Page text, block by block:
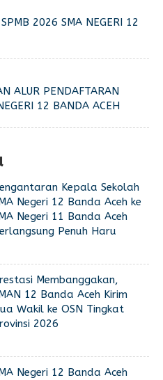
2026 SMA NEGERI 12
ALUR PENDAFTARAN
12 BANDA ACEH
Kepala Sekolah
Negeri 12 Banda Aceh ke
Negeri 11 Banda Aceh
Penuh Haru
Membanggakan,
12 Banda Aceh Kirim
Wakil ke OSN Tingkat
2026
Negeri 12 Banda Aceh